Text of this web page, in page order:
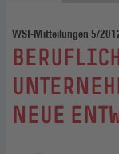
WSI-Mitteilungen 5/
:
NEUE